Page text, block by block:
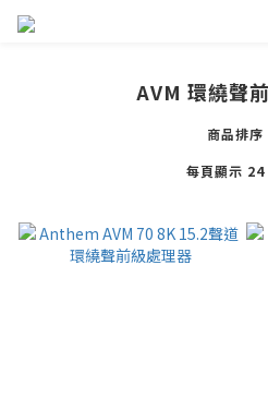
AVM 環繞聲
商品排序
每頁顯示 24